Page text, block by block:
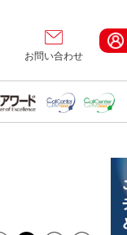
お問い合わせ